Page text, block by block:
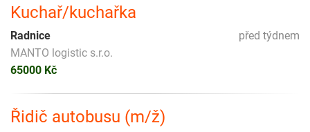
Kuchař/kuchařka
před týdnem
Radnice
MANTO logistic s.r.o.
65000 Kč
Řidič autobusu (m/ž)